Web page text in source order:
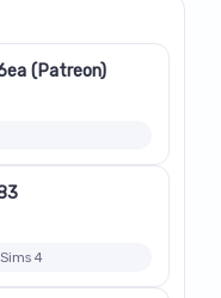
(Patreon)
4